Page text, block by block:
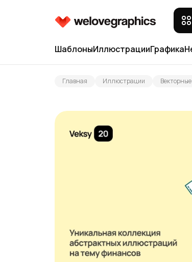
Шаблоны
Приложения
Презентации
Иллюстрации
3D
Графика
Иконки
Главная Иллюстрации Векторные